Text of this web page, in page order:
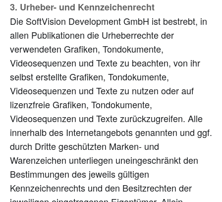
3. Urheber- und Kennzeichenrecht
Die SoftVision Development GmbH ist bestrebt, in
allen Publikationen die Urheberrechte der
verwendeten Grafiken, Tondokumente,
Videosequenzen und Texte zu beachten, von ihr
selbst erstellte Grafiken, Tondokumente,
Videosequenzen und Texte zu nutzen oder auf
lizenzfreie Grafiken, Tondokumente,
Videosequenzen und Texte zurückzugreifen. Alle
innerhalb des Internetangebots genannten und ggf.
durch Dritte geschützten Marken- und
Warenzeichen unterliegen uneingeschränkt den
Bestimmungen des jeweils gültigen
Kennzeichenrechts und den Besitzrechten der